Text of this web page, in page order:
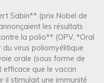
Sabin** (prix Nobel de
les résultats
la polio** (OPV, *Oral
virus poliomyélitique
orale (sous forme de
que le vaccin
il stimulait une immunité